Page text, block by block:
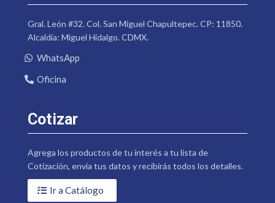
Gral. León #32. Col. San Miguel Chapultepec. CP: 11850.
Alcaldía: Miguel Hidalgo. CDMX.
WhatsApp
Oficina
Cotizar
Agrega los productos de tu interés a tu lista de
Cotización, envía tus datos y recibirás todos los detalles.
Ir a Catálogo